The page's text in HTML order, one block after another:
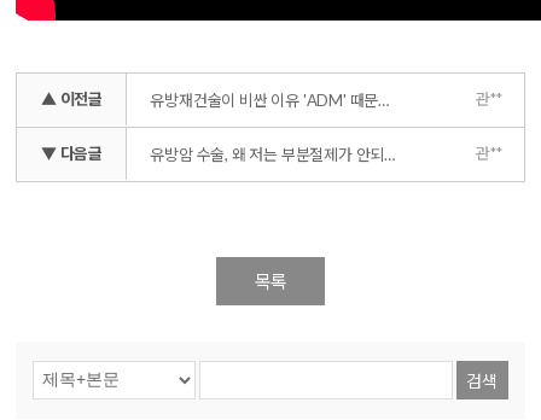
▲ 이전글 유방재건술이 비싼 이유 'ADM' 때문이라고? 관**
▼ 다음글 유방암 수술, 왜 저는 부분절제가 안되나요 관**
목록
검색